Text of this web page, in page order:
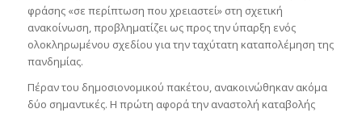
φράσης «σε περίπτωση που χρειαστεί» στη σχετική
ανακοίνωση, προβληματίζει ως προς την ύπαρξη ενός
ολοκληρωμένου σχεδίου για την ταχύτατη καταπολέμηση της
πανδημίας.
Πέραν του δημοσιονομικού πακέτου, ανακοινώθηκαν ακόμα
δύο σημαντικές. Η πρώτη αφορά την αναστολή καταβολής